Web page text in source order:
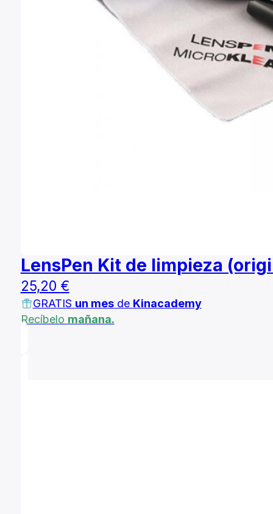
LensPen Kit de limpieza
25,20 €
GRATIS un mesde Kinacademy
Recíbelo mañana.